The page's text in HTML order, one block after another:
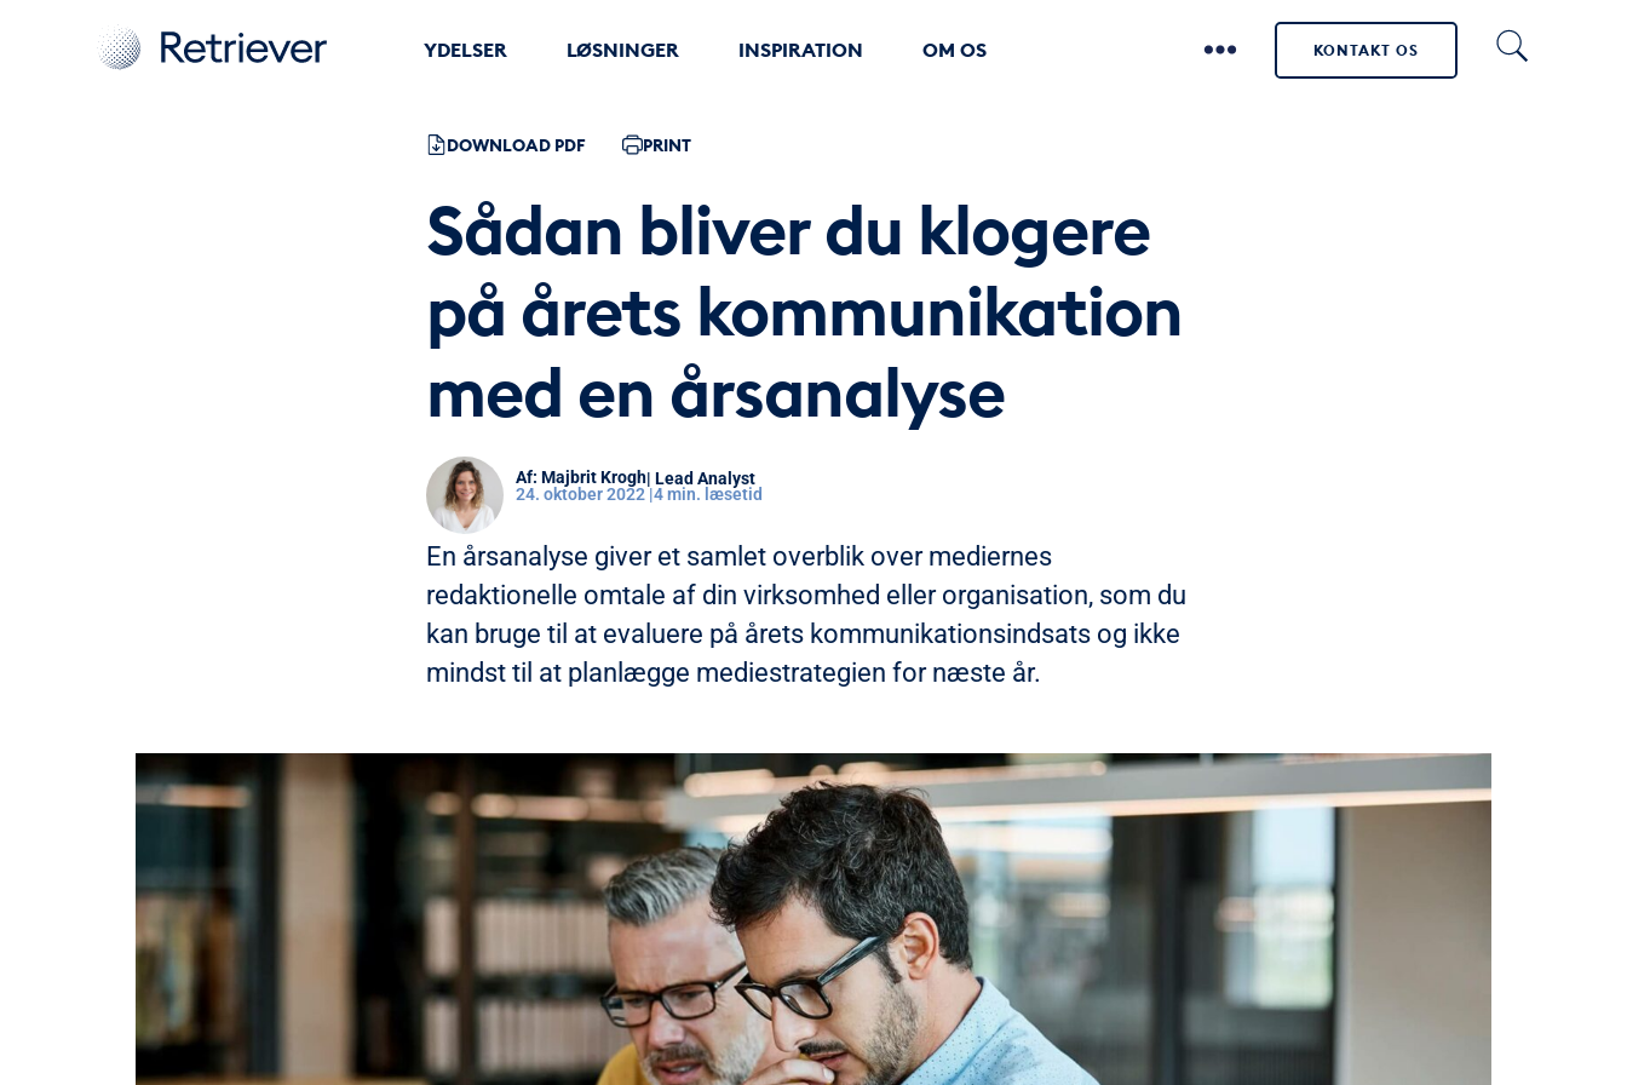
YDELSER LØSNINGER INSPIRATION OM OS KONTAKT OS
DOWNLOAD PDF PRINT
Sådan bliver du klogere
på årets kommunikation
med en årsanalyse
Majbrit Krogh| Lead Analyst
24. oktober 2022 |4 min. læsetid
En årsanalyse giver et samlet overblik over mediernes
redaktionelle omtale af din virksomhed eller organisation, som du
kan bruge til at evaluere på årets kommunikationsindsats og ikke
mindst til at planlægge mediestrategien for næste år.